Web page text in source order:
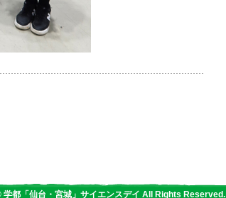
都「仙台・宮城」サイエンスデイ All Rights Reserved.